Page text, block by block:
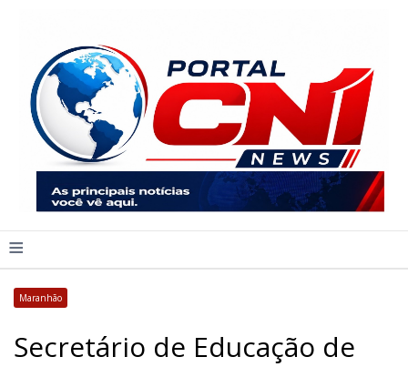
≡
Maranhão
Secretário de Educação de